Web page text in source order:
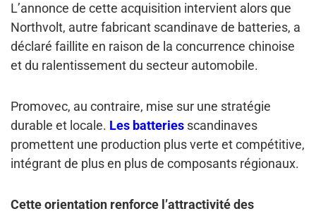
L’annonce de cette acquisition intervient alors que
Northvolt, autre fabricant scandinave de batteries, a
déclaré faillite en raison de la concurrence chinoise
et du ralentissement du secteur automobile.
Promovec, au contraire, mise sur une stratégie
durable et locale. Les batteries scandinaves
promettent une production plus verte et compétitive,
intégrant de plus en plus de composants régionaux.
Cette orientation renforce l’attractivité des